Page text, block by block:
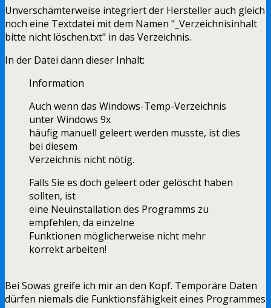
Unverschämterweise integriert der Hersteller auch gleich
noch eine Textdatei mit dem Namen "_Verzeichnisinhalt
bitte nicht löschen.txt" in das Verzeichnis.
In der Datei dann dieser Inhalt:
Information
Auch wenn das Windows-Temp-Verzeichnis
unter Windows 9x
häufig manuell geleert werden musste, ist dies
bei diesem
Verzeichnis nicht nötig.
Falls Sie es doch geleert oder gelöscht haben
sollten, ist
eine Neuinstallation des Programms zu
empfehlen, da einzelne
Funktionen möglicherweise nicht mehr
korrekt arbeiten!
Bei Sowas greife ich mir an den Kopf. Temporäre Daten
dürfen niemals die Funktionsfähigkeit eines Programmes